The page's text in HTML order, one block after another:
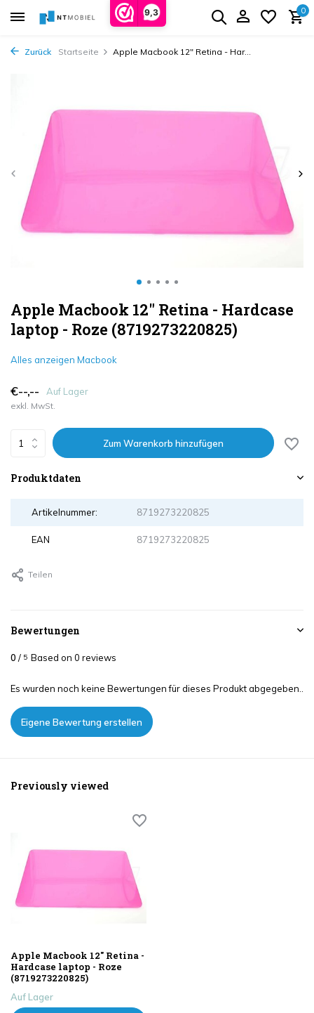
9,3 0
Zurück Startseite Apple Macbook 12" Retina - Har...
Apple Macbook 12" Retina - Hardcase
laptop - Roze (8719273220825)
Alles anzeigen Macbook
€--,-- Auf Lager
exkl. MwSt.
Zum Warenkorb hinzufügen
Produktdaten
Artikelnummer: 8719273220825
EAN 8719273220825
Teilen
Bewertungen
0 / 5 Based on 0 reviews
Es wurden noch keine Bewertungen für dieses Produkt abgegeben..
Eigene Bewertung erstellen
Previously viewed
Apple Macbook 12" Retina -
Hardcase laptop - Roze
(8719273220825)
Auf Lager